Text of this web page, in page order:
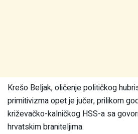
Krešo Beljak, oličenje političkog
primitivizma opet je jučer, prilikom
križevačko-kalničkog HSS-a sa
hrvatskim braniteljima.